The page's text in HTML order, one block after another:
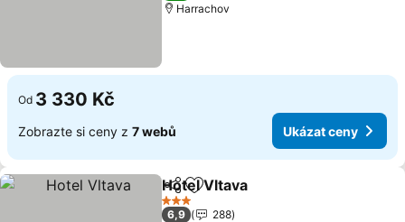
Harrachov
Od 3 330 Kč
Zobrazte si ceny z 7 webů Ukázat ceny
SdíletPřidat na seznam oblíbených
Hotel Vltava
3 Počet hvězdiček
6,9
288